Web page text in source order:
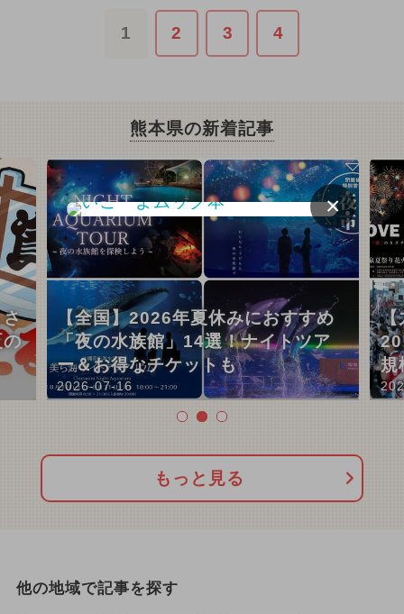
1 2 3 4
熊本県の新着記事
さ
の
【全国】2026年夏休みにおすすめ
「夜の水族館」14選！ナイトツア
ー＆お得なチケットも
2026-07-16
【
規
もっと見る
他の地域で記事を探す
×